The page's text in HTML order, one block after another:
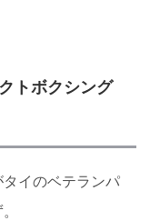
トボクシング
イのベテランパ